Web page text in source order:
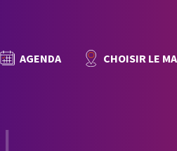
AGENDA CHOISIR LE